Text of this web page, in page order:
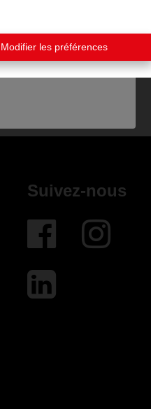
Modifier les préférences
Suivez-nous